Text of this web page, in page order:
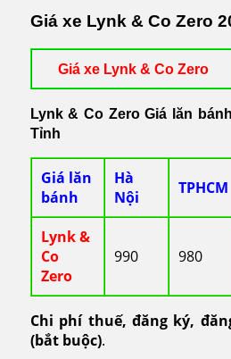
Giá xe Lynk & Co Zero
Giá xe Lynk & Co Zero
Lynk & Co Zero Giá lăn
Tỉnh
Giá lăn
bánh
Hà
Nội
TPHCM
Lynk &
Co
Zero
990 980
Chi phí thuế, đăng ký,
(bắt buộc).